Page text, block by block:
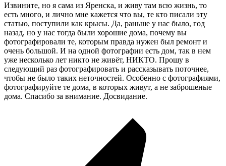
Извините, но я сама из Яренска, и живу там всю жизнь, то
есть много, и лично мне кажется что вы, те кто писали эту
статью, поступили как крысы. Да, раньше у нас было, год
назад, но у нас тогда были хорошие дома, почему вы
фотографировали те, которым правда нужен был ремонт и
очень большой. И на одной фотографии есть дом, так в нем
уже несколько лет никто не живёт, НИКТО. Прошу в
следующий раз фотографировать и рассказывать поточнее,
чтобы не было таких неточностей. Особенно с фотографиями,
фотографируйте те дома, в которых живут, а не заброшеные
дома. Спасибо за внимание. Досвидание.